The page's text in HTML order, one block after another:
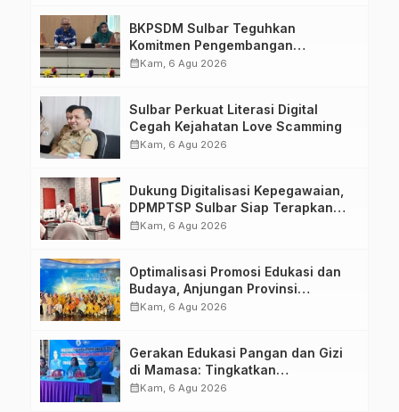
BKPSDM Sulbar Teguhkan
Komitmen Pengembangan
Kompetensi ASN melalui
calendar_monthKam, 6 Agu 2026
Sulbar Perkuat Literasi Digital
Cegah Kejahatan Love Scamming
calendar_monthKam, 6 Agu 2026
Dukung Digitalisasi Kepegawaian,
DPMPTSP Sulbar Siap Terapkan
Aplikasi FLEKSI ASN
calendar_monthKam, 6 Agu 2026
Optimalisasi Promosi Edukasi dan
Budaya, Anjungan Provinsi
Sulawesi Barat Perkuat Kolaborasi
calendar_monthKam, 6 Agu 2026
Gerakan Edukasi Pangan dan Gizi
di Mamasa: Tingkatkan
Pengetahuan dan Keterampilan
calendar_monthKam, 6 Agu 2026